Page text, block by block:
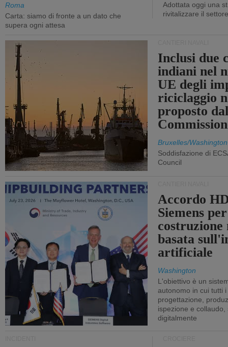
Roma
Carta: siamo di fronte a un dato che
supera ogni attesa
Adottata oggi una
rivitalizzare il settore
Inclusi due
indiani nel
UE degli
riciclaggio
proposto
Bruxelles/Washington
Soddisfazione di
Council
Accordo
Siemens
costruzione
basata
artificiale
Washington
L'obiettivo è un
autonomo in cui tutti
progettazione,
ispezione e collaudo,
digitalmente